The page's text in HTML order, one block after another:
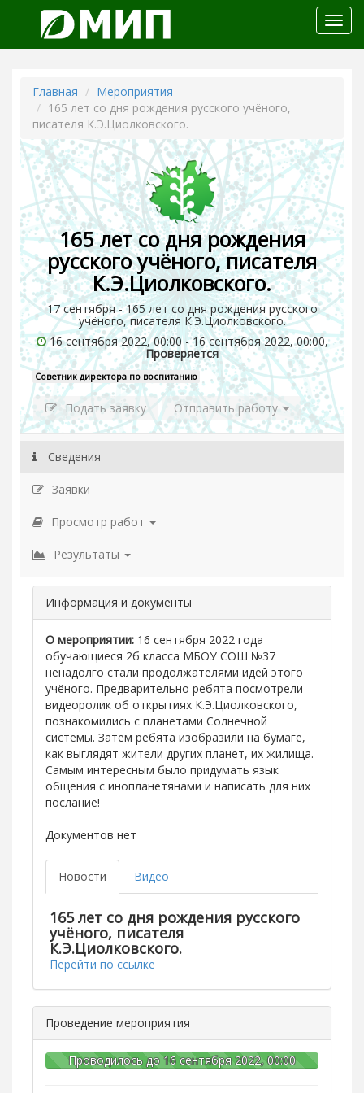
меню
Главная
Мероприятия
165 лет со дня рождения русского учёного,
писателя К.Э.Циолковского.
165 лет со дня рождения
русского учёного, писателя
К.Э.Циолковского.
17 сентября - 165 лет со дня рождения русского
учёного, писателя К.Э.Циолковского.
16 сентября 2022, 00:00 - 16 сентября 2022, 00:00,
Проверяется
Советник директора по воспитанию
Подать заявку Отправить работу
Сведения
Заявки
Просмотр работ
Результаты
Информация и документы
О мероприятии: 16 сентября 2022 года
обучающиеся 2б класса МБОУ СОШ №37
ненадолго стали продолжателями идей этого
учёного. Предварительно ребята посмотрели
видеоролик об открытиях К.Э.Циолковского,
познакомились с планетами Солнечной
системы. Затем ребята изобразили на бумаге,
как выглядят жители других планет, их жилища.
Самым интересным было придумать язык
общения с инопланетянами и написать для них
послание!
Документов нет
Новости Видео
165 лет со дня рождения русского
учёного, писателя
К.Э.Циолковского.
Перейти по ссылке
Проведение мероприятия
Проводилось до 16 сентября 2022, 00:00